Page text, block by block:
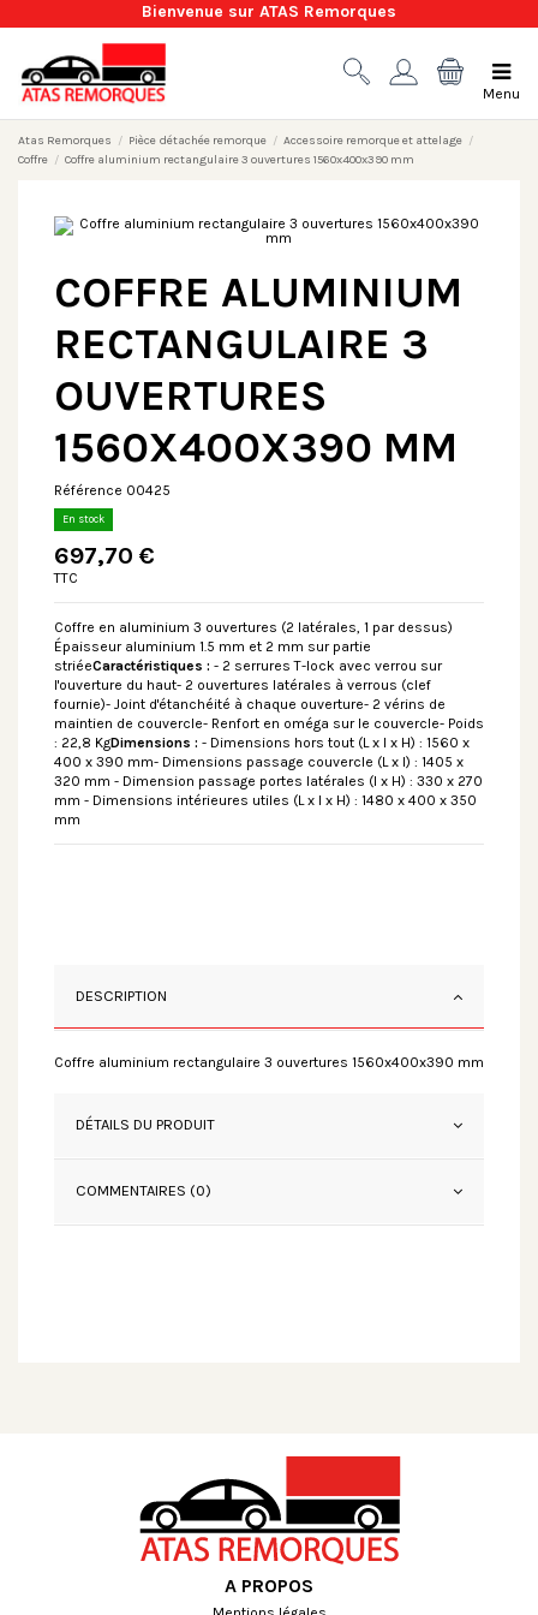
Bienvenue sur ATAS Remorques
Menu
Atas Remorques Pièce détachée remorque
Accessoire remorque et attelage
Coffre
Coffre aluminium rectangulaire 3 ouvertures 1560x400x390 mm
COFFRE ALUMINIUM
RECTANGULAIRE 3
OUVERTURES
1560X400X390 MM
Référence 00425
En stock
697,70 €
TTC
Coffre en aluminium 3 ouvertures (2 latérales, 1 par dessus)
Épaisseur aluminium 1.5 mm et 2 mm sur partie
striéeCaractéristiques : - 2 serrures T-lock avec verrou sur
l'ouverture du haut- 2 ouvertures latérales à verrous (clef
fournie)- Joint d'étanchéité à chaque ouverture- 2 vérins de
maintien de couvercle- Renfort en oméga sur le couvercle- Poids
: 22,8 KgDimensions : - Dimensions hors tout (L x l x H) : 1560 x
400 x 390 mm- Dimensions passage couvercle (L x l) : 1405 x
320 mm - Dimension passage portes latérales (l x H) : 330 x 270
mm - Dimensions intérieures utiles (L x l x H) : 1480 x 400 x 350
mm
DESCRIPTION
Coffre aluminium rectangulaire 3 ouvertures 1560x400x390 mm
DÉTAILS DU PRODUIT
COMMENTAIRES (0)
A PROPOS